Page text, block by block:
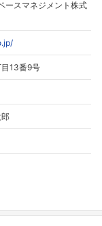
ースマネジメント株式
13番9号